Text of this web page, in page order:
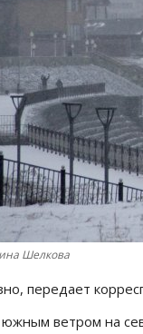
Шелкова
передает
южным ветром на